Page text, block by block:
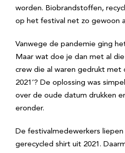
worden. Biobrandstoffen,
op het festival net zo gewoon
Vanwege de pandemie ging
Maar wat doe je dan met al
crew die al waren gedrukt met
2021’? De oplossing was
over de oude datum drukken
eronder.
De festivalmedewerkers liepen
gerecycled shirt uit 2021.